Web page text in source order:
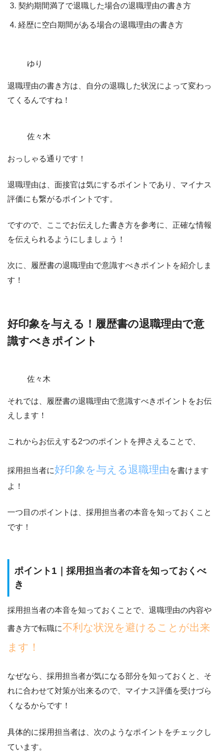
契約期間満了で退職した場合の退職理由の書き方
経歴に空白期間がある場合の退職理由の書き方
ゆり
退職理由の書き方は、自分の退職した状況によって変わっ
てくるんですね！
佐々木
おっしゃる通りです！
退職理由は、面接官は気にするポイントであり、マイナス
評価にも繋がるポイントです。
ですので、ここでお伝えした書き方を参考に、正確な情報
を伝えられるようにしましょう！
次に、履歴書の退職理由で意識すべきポイントを紹介しま
す！
好印象を与える！履歴書の退職理由で意
識すべきポイント
佐々木
それでは、履歴書の退職理由で意識すべきポイントをお伝
えします！
これからお伝えする2つのポイントを押さえることで、
採用担当者に好印象を与える退職理由 を書けます
よ！
一つ目のポイントは、採用担当者の本音を知っておくこと
です！
ポイント1｜採用担当者の本音を知っておくべ
き
採用担当者の本音を知っておくことで、退職理由の内容や
書き方で転職に不利な状況を避けることが出来
ます！
なぜなら、採用担当者が気になる部分を知っておくと、そ
れに合わせて対策が出来るので、マイナス評価を受けづら
くなるからです！
具体的に採用担当者は、次のようなポイントをチェックし
ています。